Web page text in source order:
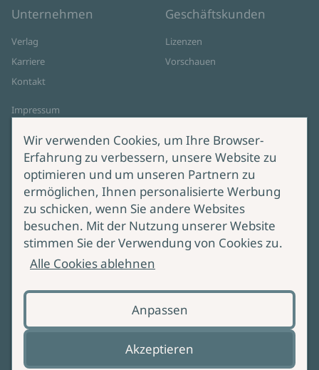
Unternehmen
Verlag
Karriere
Kontakt
Impressum
Cookie-Einstellungen
AGB Online Shop
Geschäftskunden
Lizenzen
Vorschauen
Service
Lieferung & Versand
Produktsicherheit
Bei Fragen zur Produktsicherheit
wenden Sie sich bitte an
Wir verwenden Cookies, um Ihre Browser-
Erfahrung zu verbessern, unsere Website zu
optimieren und um unseren Partnern zu
ermöglichen, Ihnen personalisierte Werbung
zu schicken, wenn Sie andere Websites
besuchen. Mit der Nutzung unserer Website
stimmen Sie der Verwendung von Cookies zu.
Alle Cookies ablehnen
Anpassen
Akzeptieren